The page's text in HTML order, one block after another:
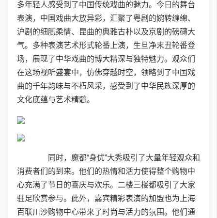
多年轻人感受到了中国传统戏曲的魅力。今日的舞台
表演，中国戏曲大放异彩，汇聚了粤剧的婉转缠绵、
沪剧的细腻柔情、昆曲的典雅古朴以及京剧的磅礴大
气。多种表演艺术形式轮番上演，生旦净末丑轮番登
场，展现了中华戏曲的博大精深与独特魅力。观众们
在这场视听盛宴中，仿佛穿越时空，领略到了中国戏
曲的千年韵味与不朽风采，感受到了中华民族深厚的
文化底蕴与艺术精髓。
同时，魔都“身优”大秀吸引了大量年轻观众和
消费者们的到来。他们的热情和活力使得整个购物中
心充满了节日的喜庆与欢乐。二楼三楼都吸引了大家
驻足欣赏参与。此外，嘉宾精彩表演的加盟也为上海
百联川沙购物中心带来了时尚与活力的氛围。他们通